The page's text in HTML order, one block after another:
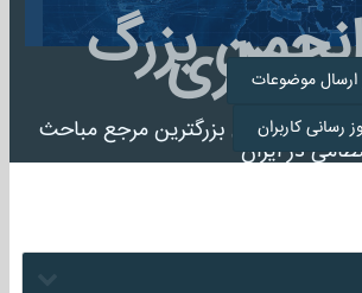
بزرگ
میلیتاری بزرگترین مرجع مباحث
نظامی در ایران
موضوعات
کاربران